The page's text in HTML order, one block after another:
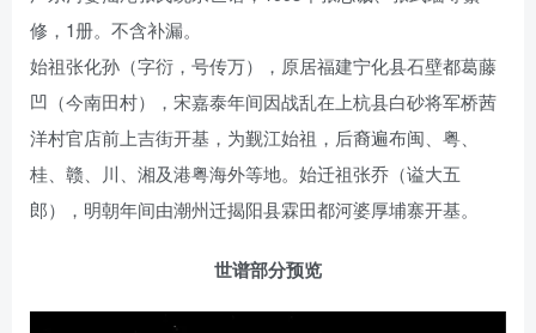
修，1册。不含补漏。
始祖张化孙（字衍，号传万），原居福建宁化县石壁都葛藤
凹（今南田村），宋嘉泰年间因战乱在上杭县白砂将军桥茜
洋村官店前上吉街开基，为觐江始祖，后裔遍布闽、粤、
桂、赣、川、湘及港粤海外等地。始迁祖张乔（谥大五
郎），明朝年间由潮州迁揭阳县霖田都河婆厚埔寨开基。
世谱部分预览